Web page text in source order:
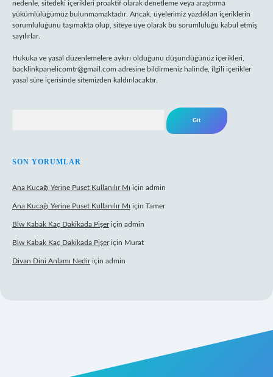
nedenle, sitedeki içerikleri proaktif olarak denetleme veya araştırma
yükümlülüğümüz bulunmamaktadır. Ancak, üyelerimiz yazdıkları içeriklerin
sorumluluğunu taşımakta olup, siteye üye olarak bu sorumluluğu kabul etmiş
sayılırlar.
Hukuka ve yasal düzenlemelere aykırı olduğunu düşündüğünüz içerikleri,
backlinkpanelicomtr@gmail.com adresine bildirmeniz halinde, ilgili içerikler
yasal süre içerisinde sitemizden kaldırılacaktır.
SON YORUMLAR
Ana Kucağı Yerine Puset Kullanılır Mı için admin
Ana Kucağı Yerine Puset Kullanılır Mı için Tamer
Blw Kabak Kaç Dakikada Pişeriçin admin
Blw Kabak Kaç Dakikada Pişeriçin Murat
Divan Dini Anlamı Nediriçin admin